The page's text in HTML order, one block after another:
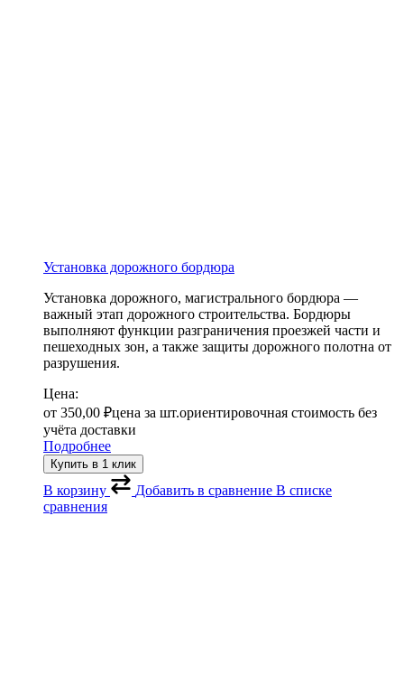
Установка дорожного бордюра
Установка дорожного, магистрального бордюра —
важный этап дорожного строительства. Бордюры
выполняют функции разграничения проезжей части и
пешеходных зон, а также защиты дорожного полотна от
разрушения.
Цена:
от 350,00 ₽цена за шт.ориентировочная стоимость без
учёта доставки
Подробнее
Купить в 1 клик
В корзину Добавить в сравнение В списке
сравнения